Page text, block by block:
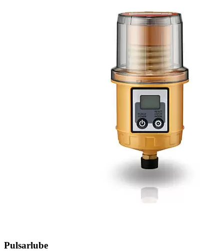
Pulsarlube